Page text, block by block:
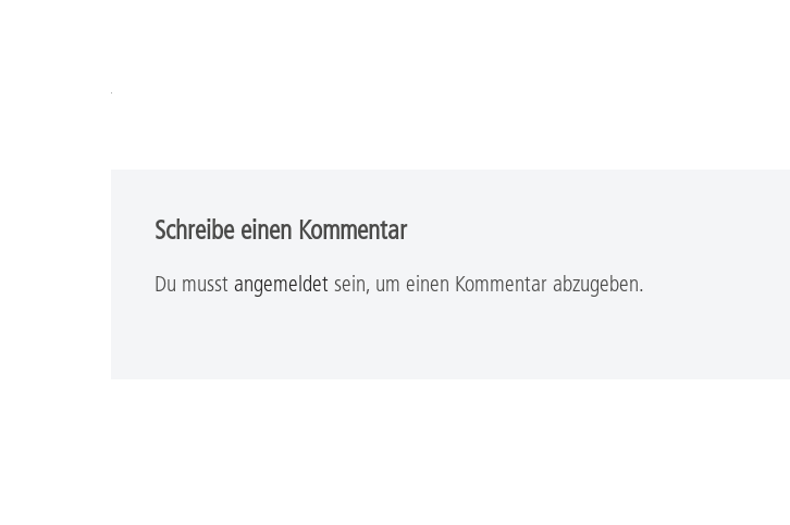
Schreibe einen Kommentar
Du musst angemeldet sein, um einen Kommentar abzugeben.